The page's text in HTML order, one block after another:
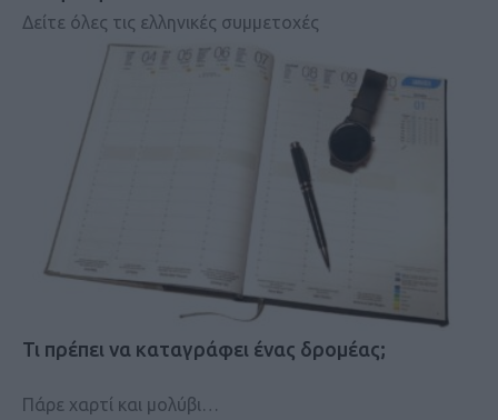
Δείτε όλες τις ελληνικές συμμετοχές
Τι πρέπει να καταγράφει ένας δρομέας;
Πάρε χαρτί και μολύβι…